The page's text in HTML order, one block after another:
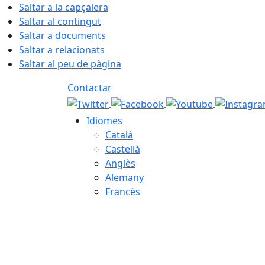
Saltar a la capçalera
Saltar al contingut
Saltar a documents
Saltar a relacionats
Saltar al peu de pàgina
Contactar
Idiomes
Català
Castellà
Anglès
Alemany
Francès